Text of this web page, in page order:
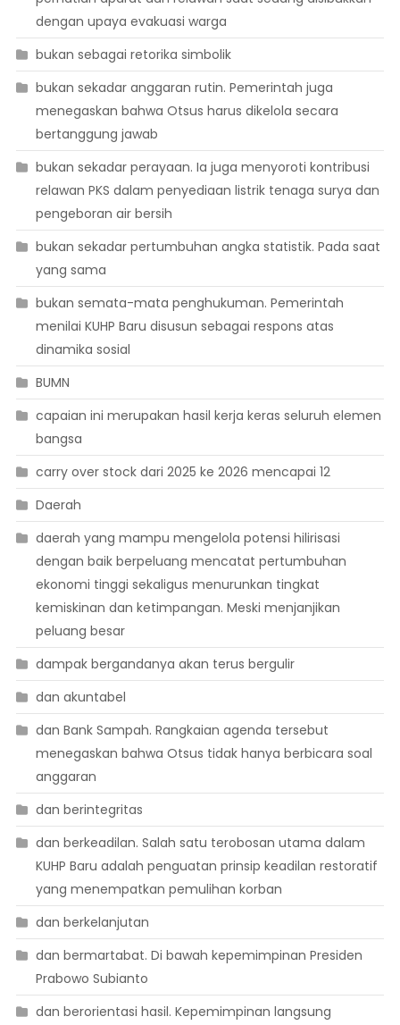
dengan upaya evakuasi warga
bukan sebagai retorika simbolik
bukan sekadar anggaran rutin. Pemerintah juga
menegaskan bahwa Otsus harus dikelola secara
bertanggung jawab
bukan sekadar perayaan. Ia juga menyoroti kontribusi
relawan PKS dalam penyediaan listrik tenaga surya dan
pengeboran air bersih
bukan sekadar pertumbuhan angka statistik. Pada saat
yang sama
bukan semata-mata penghukuman. Pemerintah
menilai KUHP Baru disusun sebagai respons atas
dinamika sosial
BUMN
capaian ini merupakan hasil kerja keras seluruh elemen
bangsa
carry over stock dari 2025 ke 2026 mencapai 12
Daerah
daerah yang mampu mengelola potensi hilirisasi
dengan baik berpeluang mencatat pertumbuhan
ekonomi tinggi sekaligus menurunkan tingkat
kemiskinan dan ketimpangan. Meski menjanjikan
peluang besar
dampak bergandanya akan terus bergulir
dan akuntabel
dan Bank Sampah. Rangkaian agenda tersebut
menegaskan bahwa Otsus tidak hanya berbicara soal
anggaran
dan berintegritas
dan berkeadilan. Salah satu terobosan utama dalam
KUHP Baru adalah penguatan prinsip keadilan restoratif
yang menempatkan pemulihan korban
dan berkelanjutan
dan bermartabat. Di bawah kepemimpinan Presiden
Prabowo Subianto
dan berorientasi hasil. Kepemimpinan langsung